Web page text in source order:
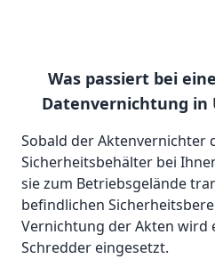
Was passiert bei
Datenvernichtung in
Sobald der Aktenvernichter
Sicherheitsbehälter bei
sie zum Betriebsgelände
befindlichen
Vernichtung der Akten wird
Schredder eingesetzt.